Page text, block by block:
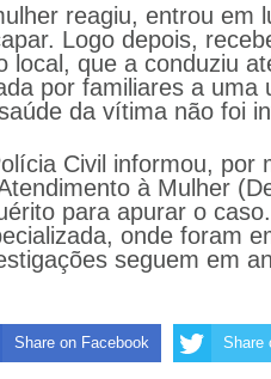
reagiu, entrou em
Logo depois,
local, que a conduziu
por familiares a uma
da vítima não foi
Civil informou, por
à Mulher
para apurar o
onde foram
seguem em
Share on Facebook Share